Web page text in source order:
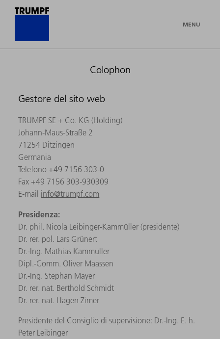
MENU
Colophon
Gestore del sito web
TRUMPF SE + Co. KG (Holding)
Johann-Maus-Straße 2
71254 Ditzingen
Germania
Telefono +49 7156 303-0
Fax +49 7156 303-930309
E-mail info@trumpf.com
Presidenza:
Dr. phil. Nicola Leibinger-Kammüller (presidente)
Dr. rer. pol. Lars Grünert
Dr.-Ing. Mathias Kammüller
Dipl.-Comm. Oliver Maassen
Dr.-Ing. Stephan Mayer
Dr. rer. nat. Berthold Schmidt
Dr. rer. nat. Hagen Zimer
Presidente del Consiglio di supervisione: Dr.-Ing. E. h.
Peter Leibinger